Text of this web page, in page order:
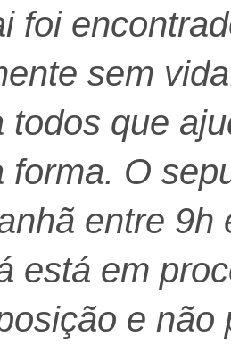
foi
sem
todos que
forma. O
entre 9h
está em
e não